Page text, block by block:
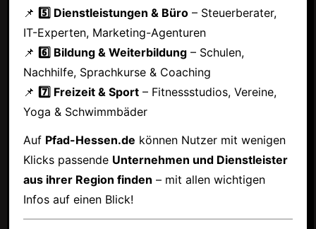
📌 5️⃣ Dienstleistungen & Büro– Steuerberater,
IT-Experten, Marketing-Agenturen
📌 6️⃣ Bildung & Weiterbildung– Schulen,
Nachhilfe, Sprachkurse & Coaching
📌 7️⃣ Freizeit & Sport– Fitnessstudios, Vereine,
Yoga & Schwimmbäder
Auf Pfad-Hessen.de können Nutzer mit wenigen
Klicks passende Unternehmen und Dienstleister
aus ihrer Region finden – mit allen wichtigen
Infos auf einen Blick!